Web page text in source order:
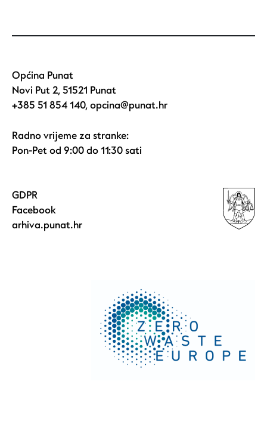
Općina Punat
Novi Put 2, 51521 Punat
+385 51 854 140,opcina@punat.hr
Radno vrijeme za stranke:
Pon-Pet od 9:00 do 11:30 sati
GDPR
Facebook
arhiva.punat.hr